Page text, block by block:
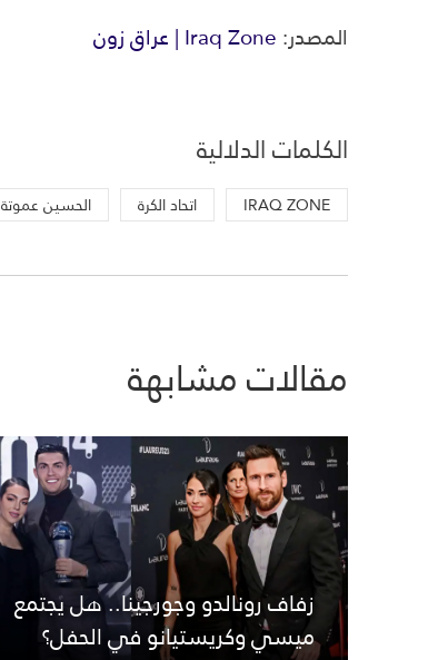
المصدر:Iraq Zone | عراق زون
الكلمات الدلالية
IRAQ ZONE اتحاد الكرة الحسين عموتة
مقالات مشابهة
زفاف رونالدو وجورجينا.. هل يجتمع
ميسي وكريستيانو في الحفل؟